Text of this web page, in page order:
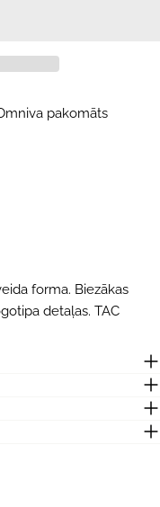
pakomāts
forma. Biezākas
detaļas. TAC